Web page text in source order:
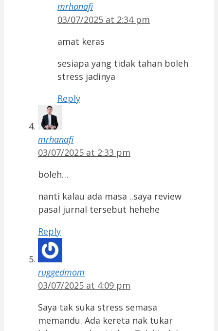
mrhanafi
03/07/2025 at 2:34 pm
amat keras
sesiapa yang tidak tahan boleh
stress jadinya
Reply
mrhanafi
03/07/2025 at 2:33 pm
boleh…
nanti kalau ada masa ..saya review
pasal jurnal tersebut hehehe
Reply
ruggedmom
03/07/2025 at 4:09 pm
Saya tak suka stress semasa
memandu. Ada kereta nak tukar